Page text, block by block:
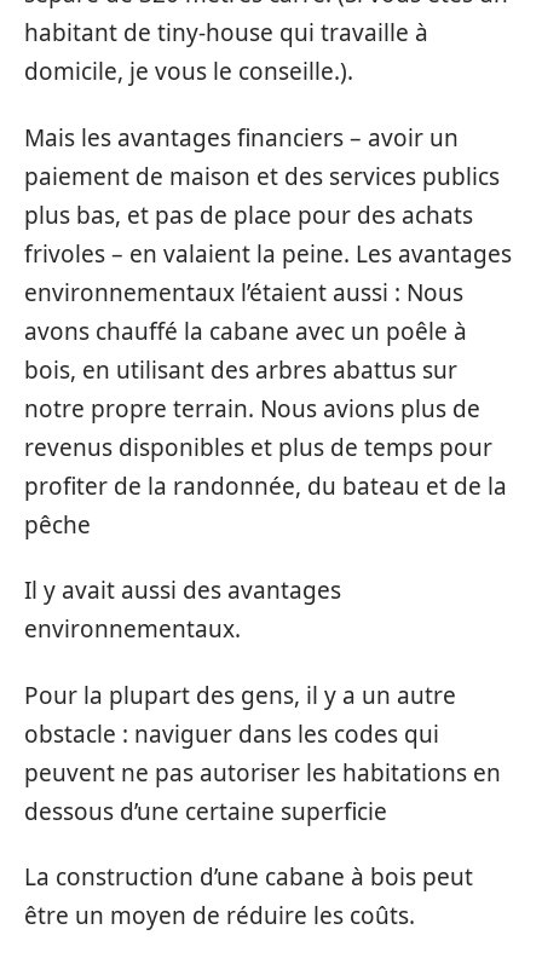
habitant de tiny-house qui travaille à
domicile, je vous le conseille.).
Mais les avantages financiers – avoir un
paiement de maison et des services publics
plus bas, et pas de place pour des achats
frivoles – en valaient la peine. Les avantages
environnementaux l’étaient aussi : Nous
avons chauffé la cabane avec un poêle à
bois, en utilisant des arbres abattus sur
notre propre terrain. Nous avions plus de
revenus disponibles et plus de temps pour
profiter de la randonnée, du bateau et de la
pêche
Il y avait aussi des avantages
environnementaux.
Pour la plupart des gens, il y a un autre
obstacle : naviguer dans les codes qui
peuvent ne pas autoriser les habitations en
dessous d’une certaine superficie
La construction d’une cabane à bois peut
être un moyen de réduire les coûts.